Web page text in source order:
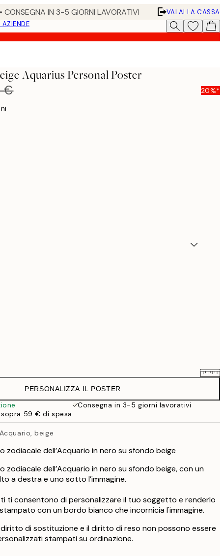
CONSEGNA IN 3-5 GIORNI LAVORATIVI
VAI ALLA CASSA
AZIENDE
Aquarius Personal Poster
€ 20%*
31,95 €
41,95 €
PERSONALIZZA IL POSTER
Consegna in 3-5 giorni lavorativi
59 € di spesa
beige
zodiacale dell’Acquario in nero su sfondo beige
zodiacale dell’Acquario in nero su sfondo beige, con un
a destra e uno sotto l’immagine.
ti consentono di personalizzare il tuo soggetto e renderlo
con un bordo bianco che incornicia l'immagine.
di sostituzione e il diritto di reso non possono essere
stampati su ordinazione.